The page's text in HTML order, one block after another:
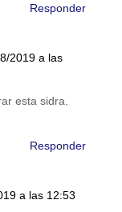
Responder
2019 a las
esta sidra.
Responder
a las 12:53